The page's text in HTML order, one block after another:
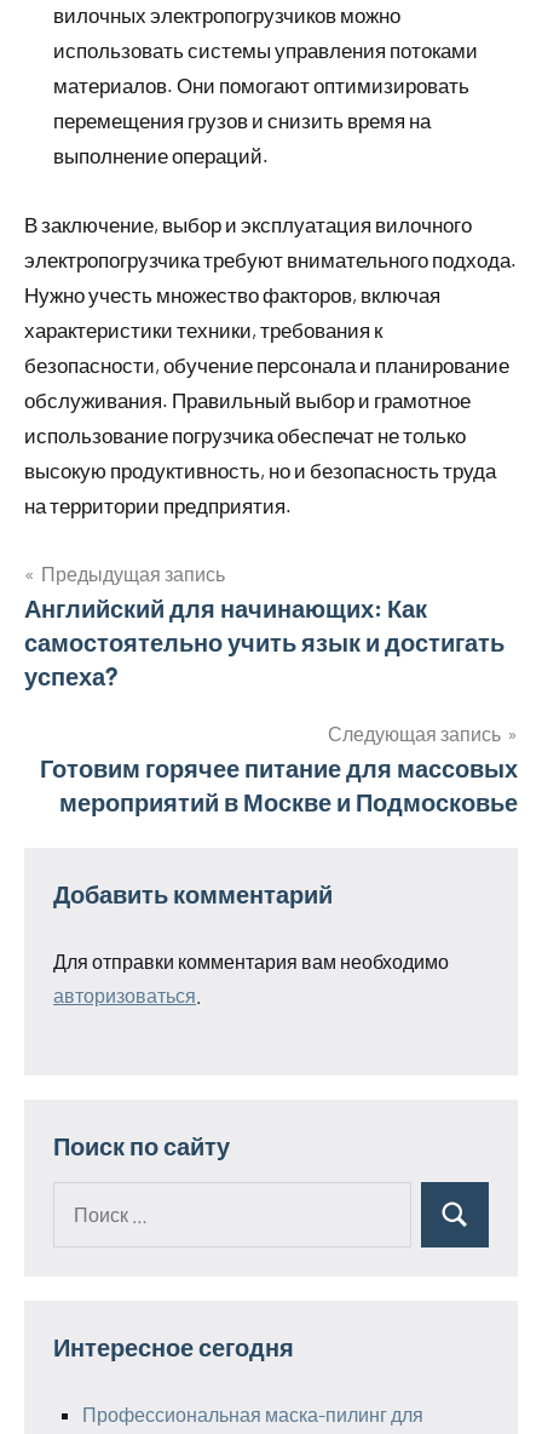
вилочных электропогрузчиков можно
использовать системы управления потоками
материалов. Они помогают оптимизировать
перемещения грузов и снизить время на
выполнение операций.
В заключение, выбор и эксплуатация вилочного
электропогрузчика требуют внимательного подхода.
Нужно учесть множество факторов, включая
характеристики техники, требования к
безопасности, обучение персонала и планирование
обслуживания. Правильный выбор и грамотное
использование погрузчика обеспечат не только
высокую продуктивность, но и безопасность труда
на территории предприятия.
Навигация
по
Предыдущая запись
Английский для начинающих: Как
самостоятельно учить язык и достигать
успеха?
Следующая запись
Готовим горячее питание для массовых
мероприятий в Москве и Подмосковье
Добавить комментарий
Для отправки комментария вам необходимо
авторизоваться
Поиск по сайту
Поиск
Интересное сегодня
Профессиональная маска-пилинг для